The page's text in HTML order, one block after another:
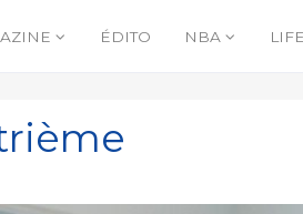
ÉDITO NBA